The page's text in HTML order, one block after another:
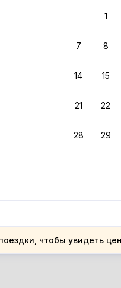
1
7 8
14 15
21 22
28 29
чтобы увидеть
не соответствует